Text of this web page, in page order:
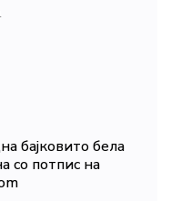
бајковито бела
со потпис на